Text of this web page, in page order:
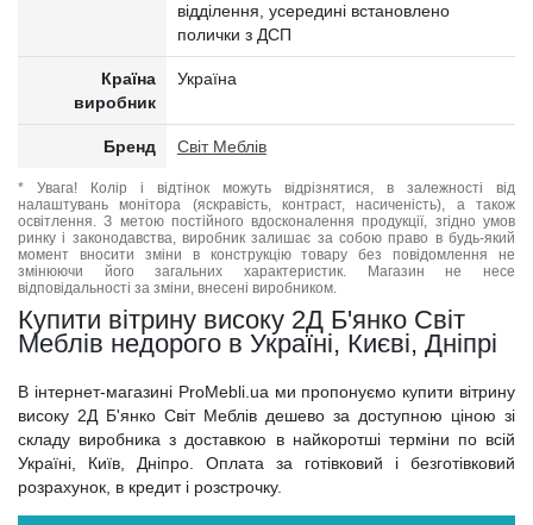
відділення, усередині встановлено
полички з ДСП
Країна
виробник
Україна
Бренд Світ Меблів
* Увага! Колір і відтінок можуть відрізнятися, в залежності від
налаштувань монітора (яскравість, контраст, насиченість), а також
освітлення. З метою постійного вдосконалення продукції, згідно умов
ринку і законодавства, виробник залишає за собою право в будь-який
момент вносити зміни в конструкцію товару без повідомлення не
змінюючи його загальних характеристик. Магазин не несе
відповідальності за зміни, внесені виробником.
Купити вітрину високу 2Д Б'янко Світ
Меблів недорого в Україні, Києві, Дніпрі
В інтернет-магазині ProMebli.ua ми пропонуємо купити вітрину
високу 2Д Б'янко Світ Меблів дешево за доступною ціною зі
складу виробника з доставкою в найкоротші терміни по всій
Україні, Київ, Дніпро. Оплата за готівковий і безготівковий
розрахунок, в кредит і розстрочку.